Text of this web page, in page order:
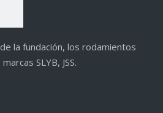
la fundación, los rodamientos
SLYB, JSS.